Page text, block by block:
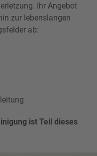
Ihr Angebot
zur lebenslangen
ab:
ist Teil dieses